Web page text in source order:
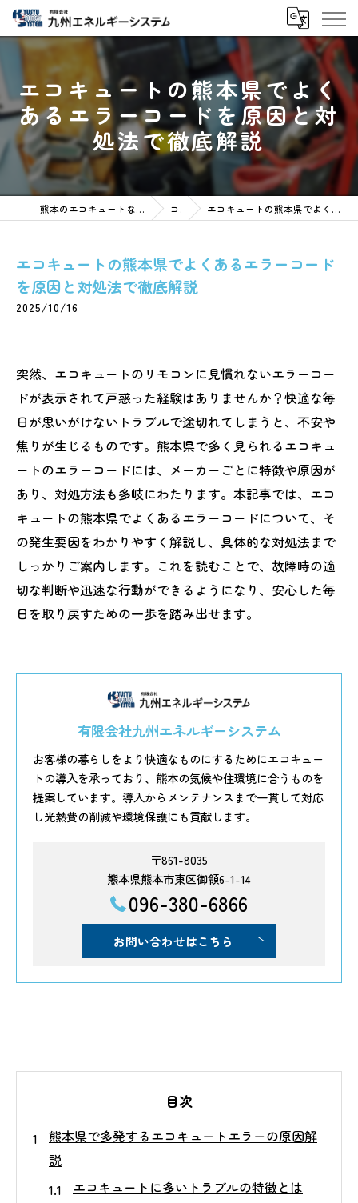
エコキュートの熊本県でよく
あるエラーコードを原因と対
処法で徹底解説
熊本のエコキュートなら有限会社九州エネルギーシステム コラム エコキュートの熊本県でよくあるエラーコードを原因と対処法で徹底解説
エコキュートの熊本県でよくあるエラーコード
を原因と対処法で徹底解説
2025/10/16
突然、エコキュートのリモコンに見慣れないエラーコー
ドが表示されて戸惑った経験はありませんか？快適な毎
日が思いがけないトラブルで途切れてしまうと、不安や
焦りが生じるものです。熊本県で多く見られるエコキュ
ートのエラーコードには、メーカーごとに特徴や原因が
あり、対処方法も多岐にわたります。本記事では、エコ
キュートの熊本県でよくあるエラーコードについて、そ
の発生要因をわかりやすく解説し、具体的な対処法まで
しっかりご案内します。これを読むことで、故障時の適
切な判断や迅速な行動ができるようになり、安心した毎
日を取り戻すための一歩を踏み出せます。
有限会社九州エネルギーシステム
お客様の暮らしをより快適なものにするためにエコキュー
トの導入を承っており、熊本の気候や住環境に合うものを
提案しています。導入からメンテナンスまで一貫して対応
し光熱費の削減や環境保護にも貢献します。
〒861-8035
熊本県熊本市東区御領6-1-14
096-380-6866
お問い合わせはこちら
目次
熊本県で多発するエコキュートエラーの原因解
説
エコキュートに多いトラブルの特徴とは